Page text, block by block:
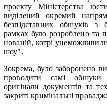
проекту Міністерства
виділений окремий
безпідставних обшуків
рамках було розроблено та
новацій, котрі
шоу".
Зокрема, було заборонено
проводити самі обшуки
оригінали документів та
закриті кримінальні